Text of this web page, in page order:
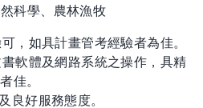
科學、農林漁牧
，如具計畫管考經驗者為佳。
軟體及網路系統之操作，具精
佳。
良好服務態度。